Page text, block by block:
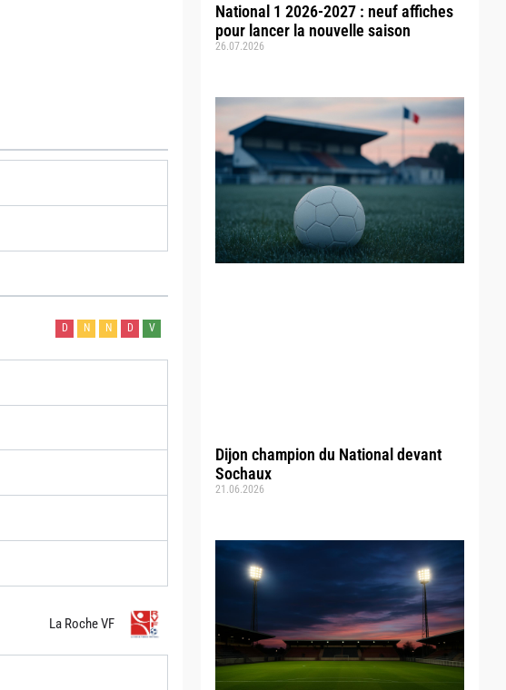
National 1 2026-2027 : neuf affiches
pour lancer la nouvelle saison
26.07.2026
Dijon champion du National devant
Sochaux
21.06.2026
D N N D V
La Roche VF